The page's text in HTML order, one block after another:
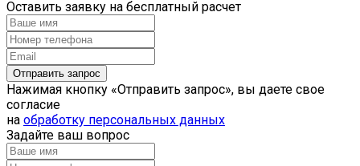
Оставить заявку на бесплатный расчет
Нажимая кнопку «Отправить запрос», вы даете свое
согласие
на обработку персональных данных
Задайте ваш вопрос